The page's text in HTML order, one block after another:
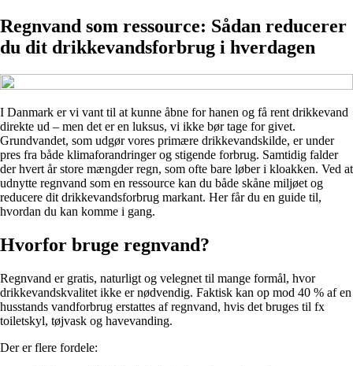
Regnvand som ressource: Sådan reducerer
du dit drikkevandsforbrug i hverdagen
I Danmark er vi vant til at kunne åbne for hanen og få rent drikkevand
direkte ud – men det er en luksus, vi ikke bør tage for givet.
Grundvandet, som udgør vores primære drikkevandskilde, er under
pres fra både klimaforandringer og stigende forbrug. Samtidig falder
der hvert år store mængder regn, som ofte bare løber i kloakken. Ved at
udnytte regnvand som en ressource kan du både skåne miljøet og
reducere dit drikkevandsforbrug markant. Her får du en guide til,
hvordan du kan komme i gang.
Hvorfor bruge regnvand?
Regnvand er gratis, naturligt og velegnet til mange formål, hvor
drikkevandskvalitet ikke er nødvendig. Faktisk kan op mod 40 % af en
husstands vandforbrug erstattes af regnvand, hvis det bruges til fx
toiletskyl, tøjvask og havevanding.
Der er flere fordele: